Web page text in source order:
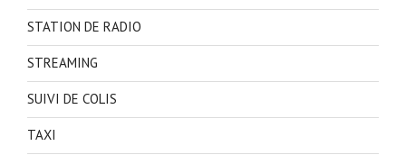
STATION DE RADIO
STREAMING
SUIVI DE COLIS
TAXI